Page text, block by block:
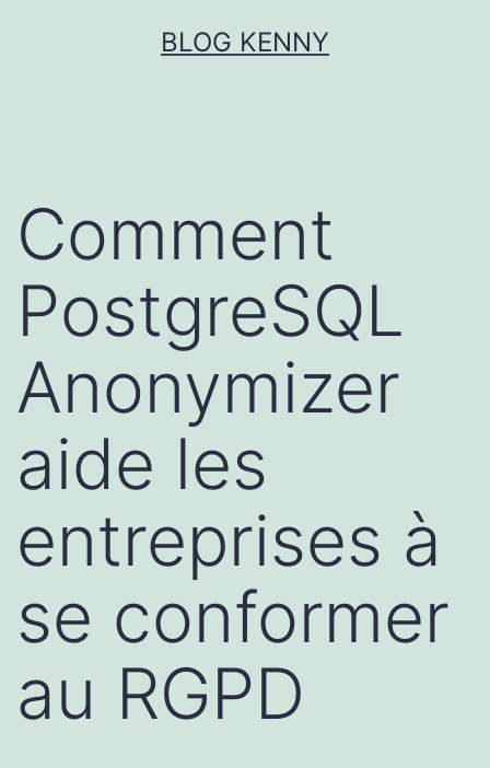
BLOG KENNY
Comment
PostgreSQL
Anonymizer
aide les
entreprises à
se conformer
au RGPD